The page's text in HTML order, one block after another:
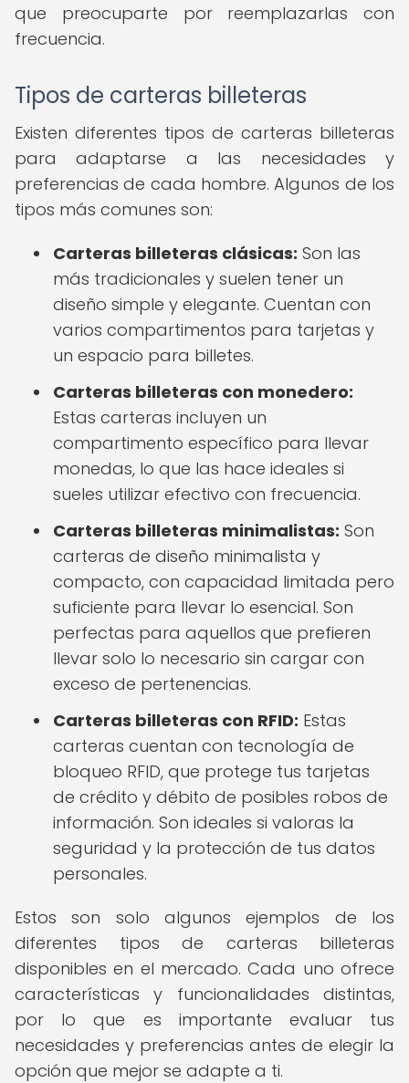
que preocuparte por reemplazarlas con
frecuencia.
Tipos de carteras billeteras
Existen diferentes tipos de carteras billeteras
para adaptarse a las necesidades y
preferencias de cada hombre. Algunos de los
tipos más comunes son:
Carteras billeteras clásicas: Son las
más tradicionales y suelen tener un
diseño simple y elegante. Cuentan con
varios compartimentos para tarjetas y
un espacio para billetes.
Carteras billeteras con monedero:
Estas carteras incluyen un
compartimento específico para llevar
monedas, lo que las hace ideales si
sueles utilizar efectivo con frecuencia.
Carteras billeteras minimalistas: Son
carteras de diseño minimalista y
compacto, con capacidad limitada pero
suficiente para llevar lo esencial. Son
perfectas para aquellos que prefieren
llevar solo lo necesario sin cargar con
exceso de pertenencias.
Carteras billeteras con RFID: Estas
carteras cuentan con tecnología de
bloqueo RFID, que protege tus tarjetas
de crédito y débito de posibles robos de
información. Son ideales si valoras la
seguridad y la protección de tus datos
personales.
Estos son solo algunos ejemplos de los
diferentes tipos de carteras billeteras
disponibles en el mercado. Cada uno ofrece
características y funcionalidades distintas,
por lo que es importante evaluar tus
necesidades y preferencias antes de elegir la
opción que mejor se adapte a ti.